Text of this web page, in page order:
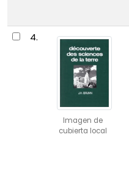
4.
Imagen de
cubierta local